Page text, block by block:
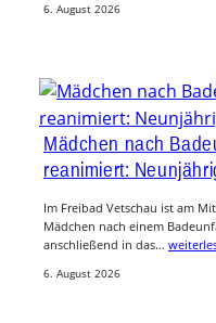
6. August 2026
Mädchen nach
reanimiert:
Im Freibad Vetschau ist am
Mädchen nach einem
anschließend in das…
6. August 2026